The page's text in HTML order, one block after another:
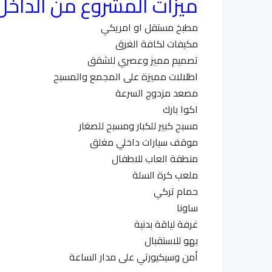
مطبخ مستقل او امريكي
مكيفات لكافة الغرق
تصميم مميز وعصري للشقق
اطلالات مميزة على المجمع والمسبح
مصعد مزدوج السرعة
اكوا بارك
مسبح كبير للكبار ومسبح للصغار
موقف سيارات داخلي مغلق
منطقة العاب للاطفال
ملعب كرة السلة
حمام تركي
ساونا
غرفة لياقة بدنية
بهو للاستقبال
أمن وسيكيورتي على مدار الساعة